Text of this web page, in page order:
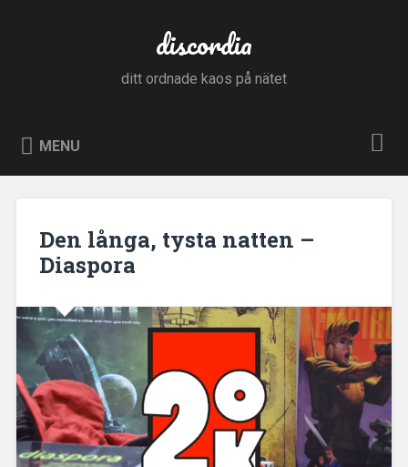
discordia
ditt ordnade kaos på nätet
MENU
Den långa, tysta natten –
Diaspora